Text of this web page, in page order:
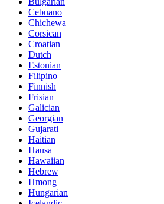
Cebuano
Chichewa
Corsican
Croatian
Dutch
Estonian
Filipino
Finnish
Frisian
Galician
Georgian
Gujarati
Haitian
Hausa
Hawaiian
Hebrew
Hmong
Hungarian